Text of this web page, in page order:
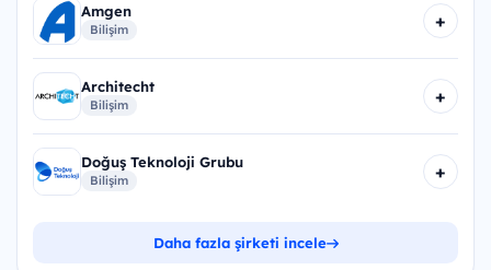
Amgen
Bilişim +
Architecht
Bilişim +
Doğuş Teknoloji Grubu
Bilişim +
Daha fazla şirketi incele